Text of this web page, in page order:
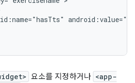
요소를 지정하거나 <app-